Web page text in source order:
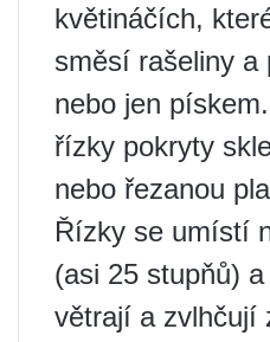
květináčích,
směsí rašeliny a
nebo jen
řízky pokryty
nebo řezanou
Řízky se umístí
(asi 25 stupňů)
větrají a zvlhčují